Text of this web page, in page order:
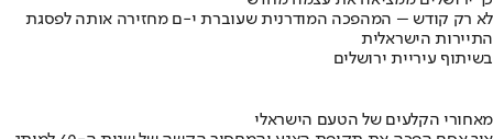
לא רק קודש – המהפכה המודרנית שעוברת י-ם מחזירה אותה לפסגת
התיירות הישראלית
בשיתוף עיריית ירושלים
מאחורי הקלעים של הטעם הישראלי